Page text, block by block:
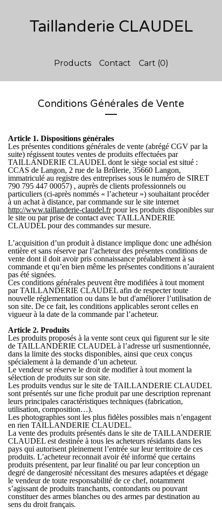
Taillanderie CLAUDEL
Products Contact Cart (0)
Conditions Générales de Vente
Article 1. Dispositions générales
Les présentes conditions générales de vente (abrégé CGV par la
suite) régissent toutes ventes de produits effectuées par
TAILLANDERIE CLAUDEL dont le siège social est situé :
CCAS de Langon, 2 rue de la Brûlerie, 35660 Langon,
immatriculé au registre des entreprises sous le numéro de SIRET
790 795 447 00057) , auprès de clients professionnels ou
particuliers (ci-après nommés « l’acheteur ») souhaitant procéder
à un achat à distance, par commande sur le site internet
http://www.taillanderie-claudel.frpour les produits disponibles sur
le site ou par prise de contact avec TAILLANDERIE
CLAUDEL pour des commandes sur mesure.
L’acquisition d’un produit à distance implique donc une adhésion
entière et sans réserve par l’acheteur des présentes conditions de
vente dont il doit avoir pris connaissance préalablement à sa
commande et qu’en bien même les présentes conditions n’auraient
pas été signées.
Ces conditions générales peuvent être modifiées à tout moment
par TAILLANDERIE CLAUDEL afin de respecter toute
nouvelle réglementation ou dans le but d'améliorer l’utilisation de
son site. De ce fait, les conditions applicables seront celles en
vigueur à la date de la commande par l’acheteur.
Article 2. Produits
Les produits proposés à la vente sont ceux qui figurent sur le site
de TAILLANDERIE CLAUDEL à l’adresse url susmentionnée,
dans la limite des stocks disponibles, ainsi que ceux conçus
spécialement à la demande d’un acheteur.
Le vendeur se réserve le droit de modifier à tout moment la
sélection de produits sur son site.
Les produits vendus sur le site de TAILLANDERIE CLAUDEL
sont présentés sur une fiche produit par une description reprenant
leurs principales caractéristiques techniques (fabrication,
utilisation, composition…).
Les photographies sont les plus fidèles possibles mais n’engagent
en rien TAILLANDERIE CLAUDEL.
La vente des produits présentés dans le site de TAILLANDERIE
CLAUDEL est destinée à tous les acheteurs résidants dans les
pays qui autorisent pleinement l’entrée sur leur territoire de ces
produits. L’acheteur reconnait avoir été informé que certains
produits présentent, par leur finalité ou par leur conception un
degré de dangerosité nécessitant des mesures adaptées et dégage
le vendeur de toute responsabilité de ce chef, notamment
s’agissant de produits tranchants, contondants ou pouvant
constituer des armes blanches ou des armes par destination au
sens du droit français.